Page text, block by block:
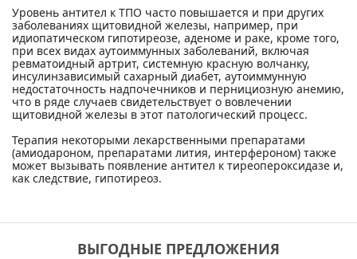
Уровень антител к ТПО часто повышается и при других
заболеваниях щитовидной железы, например, при
идиопатическом гипотиреозе, аденоме и раке, кроме того,
при всех видах аутоиммунных заболеваний, включая
ревматоидный артрит, системную красную волчанку,
инсулинзависимый сахарный диабет, аутоиммунную
недостаточность надпочечников и пернициозную анемию,
что в ряде случаев свидетельствует о вовлечении
щитовидной железы в этот патологический процесс.
Терапия некоторыми лекарственными препаратами
(амиодароном, препаратами лития, интерфероном) также
может вызывать появление антител к тиреопероксидазе и,
как следствие, гипотиреоз.
ВЫГОДНЫЕ ПРЕДЛОЖЕНИЯ